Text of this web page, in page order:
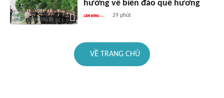
hướng về biển đảo quê hương
29 phút
VỀ TRANG CHỦ